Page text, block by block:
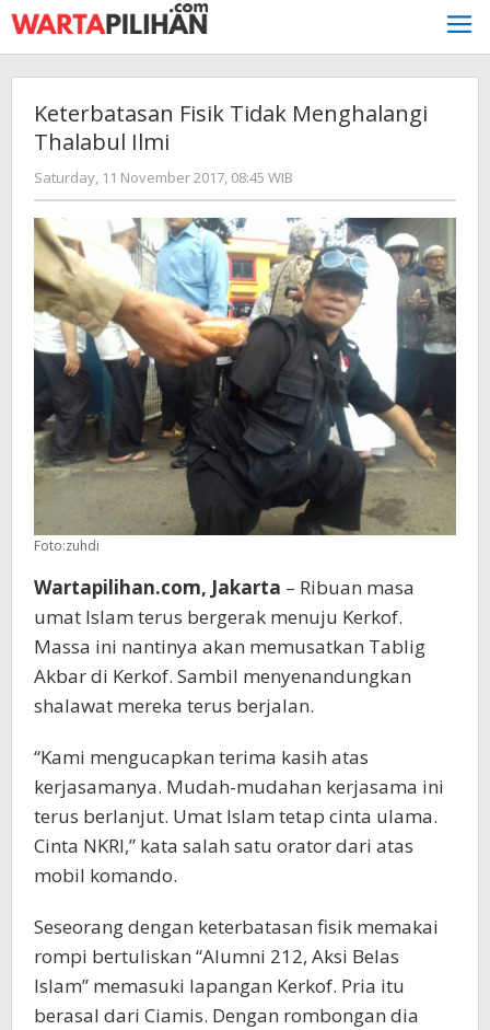
Skip
to
content
Keterbatasan Fisik Tidak Menghalangi
Thalabul Ilmi
Saturday, 11 November 2017, 08:45 WIB
Adi
Prawiranegara
Foto:zuhdi
Wartapilihan.com, Jakarta – Ribuan masa
umat Islam terus bergerak menuju Kerkof.
Massa ini nantinya akan memusatkan Tablig
Akbar di Kerkof. Sambil menyenandungkan
shalawat mereka terus berjalan.
“Kami mengucapkan terima kasih atas
kerjasamanya. Mudah-mudahan kerjasama ini
terus berlanjut. Umat Islam tetap cinta ulama.
Cinta NKRI,” kata salah satu orator dari atas
mobil komando.
Seseorang dengan keterbatasan fisik memakai
rompi bertuliskan “Alumni 212, Aksi Belas
Islam” memasuki lapangan Kerkof. Pria itu
berasal dari Ciamis. Dengan rombongan dia